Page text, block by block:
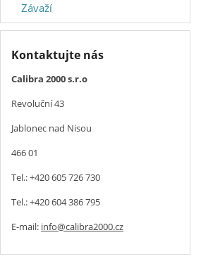
Závaží
Kontaktujte nás
Calibra 2000 s.r.o
Revoluční 43
Jablonec nad Nisou
466 01
Tel.: +420 605 726 730
Tel.: +420 604 386 795
E-mail: info@calibra2000.cz